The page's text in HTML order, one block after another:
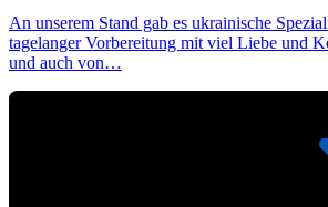
An unserem Stand gab es ukrainische
tagelanger Vorbereitung mit viel Liebe und
und auch von…